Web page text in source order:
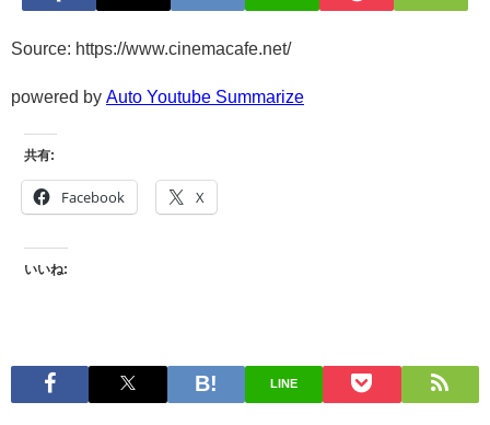
Source: https://www.cinemacafe.net/
powered by Auto Youtube Summarize
共有:
Facebook X
いいね:
LINE